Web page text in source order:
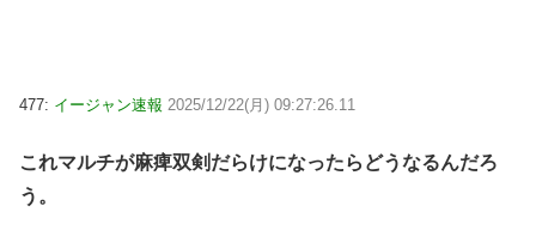
477: イージャン速報 2025/12/22(月) 09:27:26.11
これマルチが麻痺双剣だらけになったらどうなるんだろ
う。